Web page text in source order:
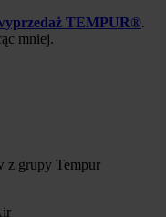
TEMPUR®.
mniej.